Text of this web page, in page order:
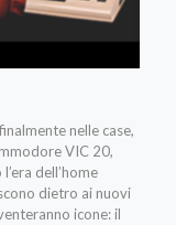
nelle case,
VIC 20,
dell’home
dietro ai nuovi
icone: il